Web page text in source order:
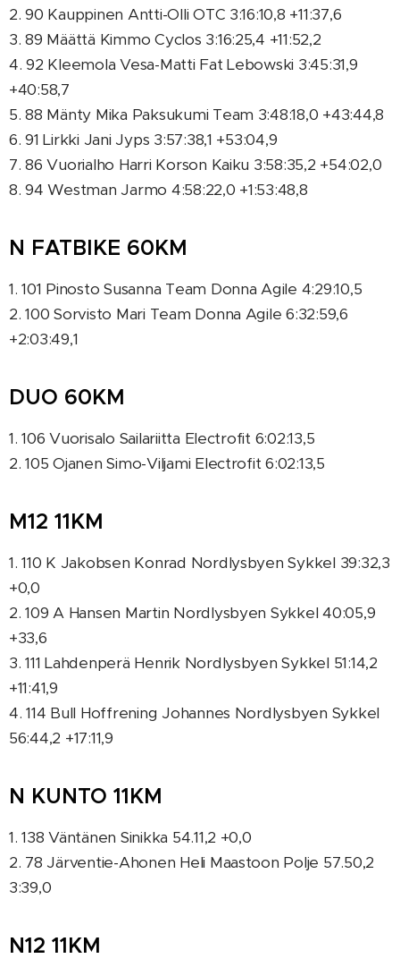
2. 90 Kauppinen Antti-Olli OTC 3:16:10,8 +11:37,6
3. 89 Määttä Kimmo Cyclos 3:16:25,4 +11:52,2
4. 92 Kleemola Vesa-Matti Fat Lebowski 3:45:31,9
+40:58,7
5. 88 Mänty Mika Paksukumi Team 3:48:18,0 +43:44,8
6. 91 Lirkki Jani Jyps 3:57:38,1 +53:04,9
7. 86 Vuorialho Harri Korson Kaiku 3:58:35,2 +54:02,0
8. 94 Westman Jarmo 4:58:22,0 +1:53:48,8
N FATBIKE 60KM
1. 101 Pinosto Susanna Team Donna Agile 4:29:10,5
2. 100 Sorvisto Mari Team Donna Agile 6:32:59,6
+2:03:49,1
DUO 60KM
1. 106 Vuorisalo Sailariitta Electrofit 6:02:13,5
2. 105 Ojanen Simo-Viljami Electrofit 6:02:13,5
M12 11KM
1. 110 K Jakobsen Konrad Nordlysbyen Sykkel 39:32,3
+0,0
2. 109 A Hansen Martin Nordlysbyen Sykkel 40:05,9
+33,6
3. 111 Lahdenperä Henrik Nordlysbyen Sykkel 51:14,2
+11:41,9
4. 114 Bull Hoffrening Johannes Nordlysbyen Sykkel
56:44,2 +17:11,9
N KUNTO 11KM
1. 138 Väntänen Sinikka 54.11,2 +0,0
2. 78 Järventie-Ahonen Heli Maastoon Polje 57.50,2
3:39,0
N12 11KM